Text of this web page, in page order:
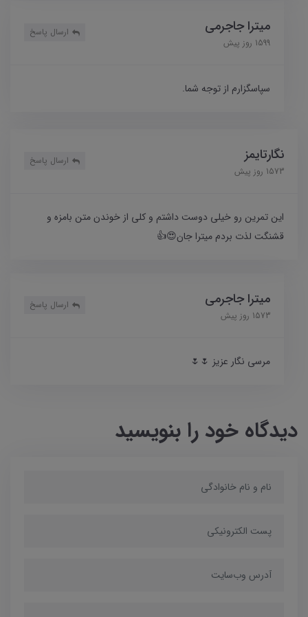
میترا جاجرمی
1599 روز پیش
ارسال پاسخ
سپاسگزارم از توجه شما.
نگارتایمز
1573 روز پیش
ارسال پاسخ
این تمرین رو خیلی دوست داشتم و کلی از خوندن متن بامزه و
قشنگت لذت بردم میترا جان😍👍
میترا جاجرمی
1573 روز پیش
ارسال پاسخ
مرسی نگار عزیز 🌷🌷
دیدگاه خود را بنویسید